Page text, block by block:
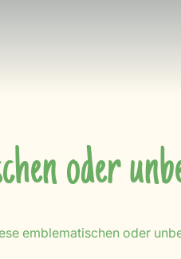
oder
emblematischen oder